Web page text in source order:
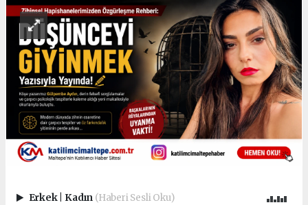
Erkek Kadın (Haberi Sesli Oku)